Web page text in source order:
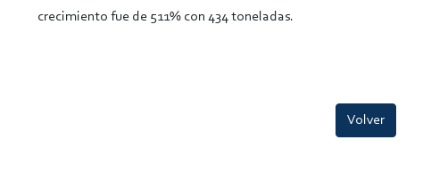
crecimiento fue de 511% con 434 toneladas.
Volver